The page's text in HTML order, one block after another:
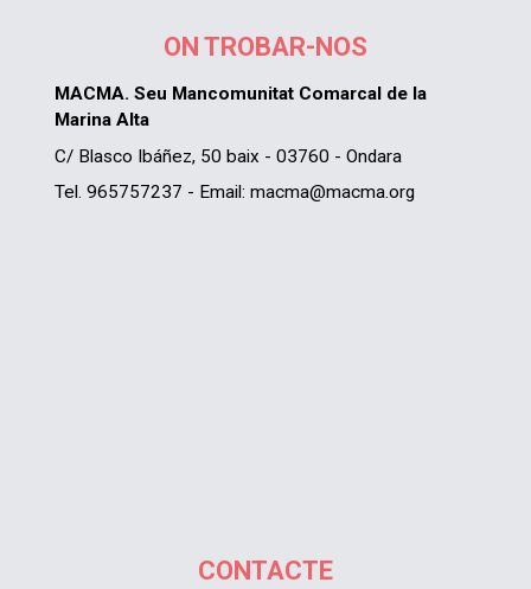
ON TROBAR-NOS
MACMA. Seu Mancomunitat Comarcal de la
Marina Alta
C/ Blasco Ibáñez, 50 baix - 03760 - Ondara
Tel. 965757237 - Email: macma@macma.org
CONTACTE